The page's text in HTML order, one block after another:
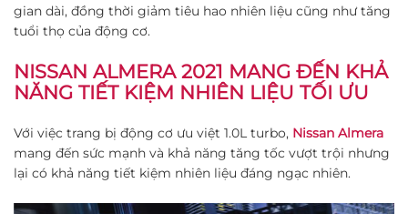
gian dài, đồng thời giảm tiêu hao nhiên liệu cũng như tăng
tuổi thọ của động cơ.
NISSAN ALMERA 2021 MANG ĐẾN KHẢ
NĂNG TIẾT KIỆM NHIÊN LIỆU TỐI ƯU
Với việc trang bị động cơ ưu việt 1.0L turbo, Nissan Almera
mang đến sức mạnh và khả năng tăng tốc vượt trội nhưng
lại có khả năng tiết kiệm nhiên liệu đáng ngạc nhiên.